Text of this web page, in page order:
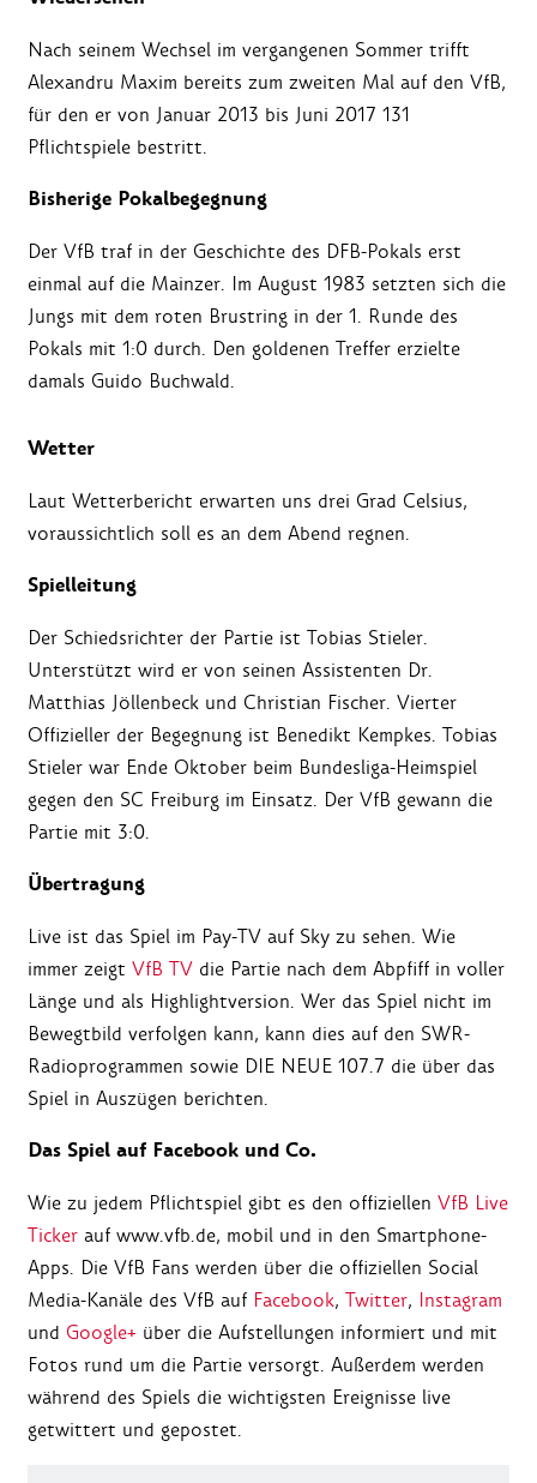
Nach seinem Wechsel im vergangenen Sommer trifft
Alexandru Maxim bereits zum zweiten Mal auf den VfB,
für den er von Januar 2013 bis Juni 2017 131
Pflichtspiele bestritt.
Bisherige Pokalbegegnung
Der VfB traf in der Geschichte des DFB-Pokals erst
einmal auf die Mainzer. Im August 1983 setzten sich die
Jungs mit dem roten Brustring in der 1. Runde des
Pokals mit 1:0 durch. Den goldenen Treffer erzielte
damals Guido Buchwald.
Wetter
Laut Wetterbericht erwarten uns drei Grad Celsius,
voraussichtlich soll es an dem Abend regnen.
Spielleitung
Der Schiedsrichter der Partie ist Tobias Stieler.
Unterstützt wird er von seinen Assistenten Dr.
Matthias Jöllenbeck und Christian Fischer. Vierter
Offizieller der Begegnung ist Benedikt Kempkes. Tobias
Stieler war Ende Oktober beim Bundesliga-Heimspiel
gegen den SC Freiburg im Einsatz. Der VfB gewann die
Partie mit 3:0.
Übertragung
Live ist das Spiel im Pay-TV auf Sky zu sehen. Wie
immer zeigt VfB TV die Partie nach dem Abpfiff in voller
Länge und als Highlightversion. Wer das Spiel nicht im
Bewegtbild verfolgen kann, kann dies auf den SWR-
Radioprogrammen sowie DIE NEUE 107.7 die über das
Spiel in Auszügen berichten.
Das Spiel auf Facebook und Co.
Wie zu jedem Pflichtspiel gibt es den offiziellen VfB Live
Ticker auf www.vfb.de, mobil und in den Smartphone-
Apps. Die VfB Fans werden über die offiziellen Social
Media-Kanäle des VfB auf Facebook, Twitter, Instagram
und Google+ über die Aufstellungen informiert und mit
Fotos rund um die Partie versorgt. Außerdem werden
während des Spiels die wichtigsten Ereignisse live
getwittert und gepostet.